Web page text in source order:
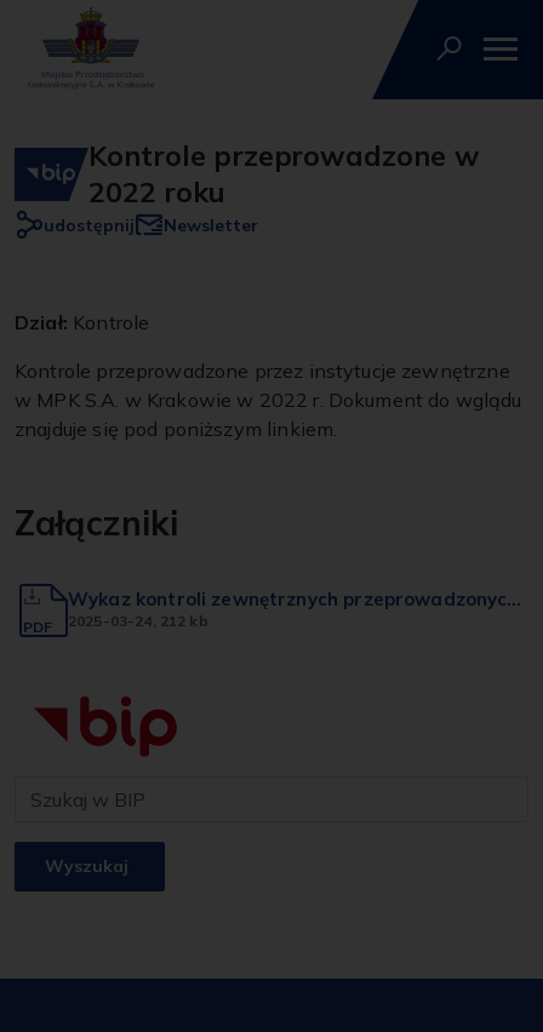
Kontrole przeprowadzone w
2022 roku
udostępnij Newsletter
Dział: Kontrole
Kontrole przeprowadzone przez instytucje zewnętrzne
w MPK S.A. w Krakowie w 2022 r. Dokument do wglądu
znajduje się pod poniższym linkiem.
Załączniki
PDF
Wykaz kontroli zewnętrznych przeprowadzonych
w 2022 r.
2025-03-24, 212 kb
Wyszukaj